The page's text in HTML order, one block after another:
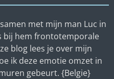
met mijn man Luc in
bij hem frontotemporale
blog lees je over mijn
ik deze emotie omzet in
gebeurt. {Belgie}